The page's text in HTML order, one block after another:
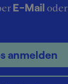
E-Mail oder
anmelden